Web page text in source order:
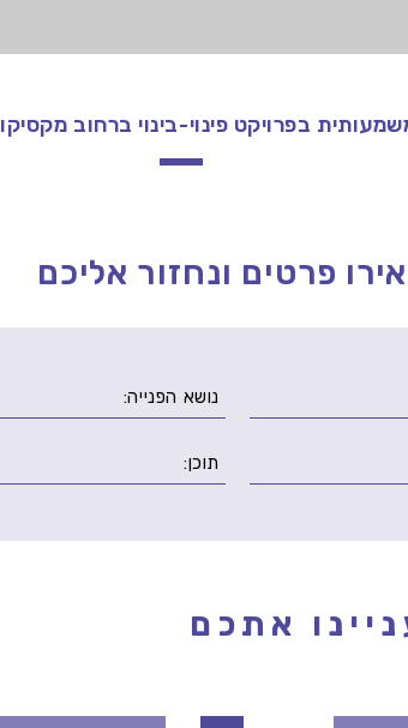
בפרויקט פינוי-בינוי ברחוב מקסיקו 6-6א ירושלים
פרטים ונחזור אליכם
אתכם